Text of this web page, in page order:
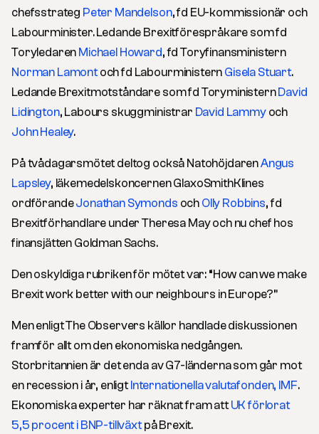
chefsstrateg Peter Mandelson, fd EU-kommissionär och
Labourminister. Ledande Brexitförespråkare som fd
Toryledaren Michael Howard, fd Toryfinansministern
Norman Lamontoch fd Labourministern Gisela Stuart.
Ledande Brexitmotståndare som fd ToryministernDavid
Lidington, Labours skuggministrar David Lammyoch
John Healey.
På tvådagarsmötet deltog också NatohöjdarenAngus
Lapsley, läkemedelskoncernen GlaxoSmithKlines
ordförandeJonathan Symonds och Olly Robbins, fd
Brexitförhandlare under Theresa May och nu chef hos
finansjätten Goldman Sachs.
Den oskyldiga rubriken för mötet var: “How can we make
Brexit work better with our neighbours in Europe?”
Men enligt The Observers källor handlade diskussionen
framför allt om den ekonomiska nedgången.
Storbritannien är det enda av G7-länderna som går mot
en recession i år, enligtInternationella valutafonden, IMF.
Ekonomiska experter har räknat fram attUK förlorat
5,5 procent i BNP-tillväxtpå Brexit.